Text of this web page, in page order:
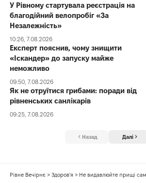
У Рівному стартувала реєстрація на
благодійний велопробіг «За
Незалежність»
10:26, 7.08.2026
Експерт пояснив, чому знищити
«Іскандер» до запуску майже
неможливо
09:50, 7.08.2026
Як не отруїтися грибами: поради від
рівненських санлікарів
09:25, 7.08.2026
Назад Далі
Рівне Вечірнє > Здоров'я > Не видавлюйте прищі